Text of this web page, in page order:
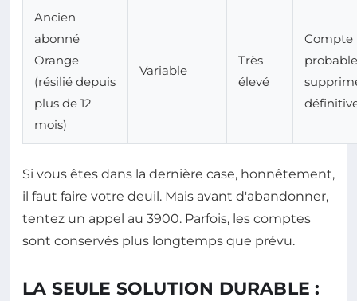
Ancien
abonné
Orange
(résilié depuis
plus de 12
mois)
Variable
Très
élevé
Compte
Si vous êtes dans la dernière case, honnêtement,
il faut faire votre deuil. Mais avant d'abandonner,
tentez un appel au 3900. Parfois, les comptes
sont conservés plus longtemps que prévu.
LA SEULE SOLUTION DURABLE :